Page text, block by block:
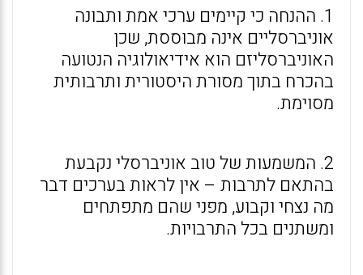
1. ההנחה כי קיימים ערכי אמת ותבונה
אוניברסליים אינה מבוססת, שכן
האוניברסליזם הוא אידיאולוגיה הנטועה
בהכרח בתוך מסורת היסטורית ותרבותית
מסוימת.
2. המשמעות של טוב אוניברסלי נקבעת
בהתאם לתרבות – אין לראות בערכים דבר
מה נצחי וקבוע, מפני שהם מתפתחים
ומשתנים בכל התרבויות.